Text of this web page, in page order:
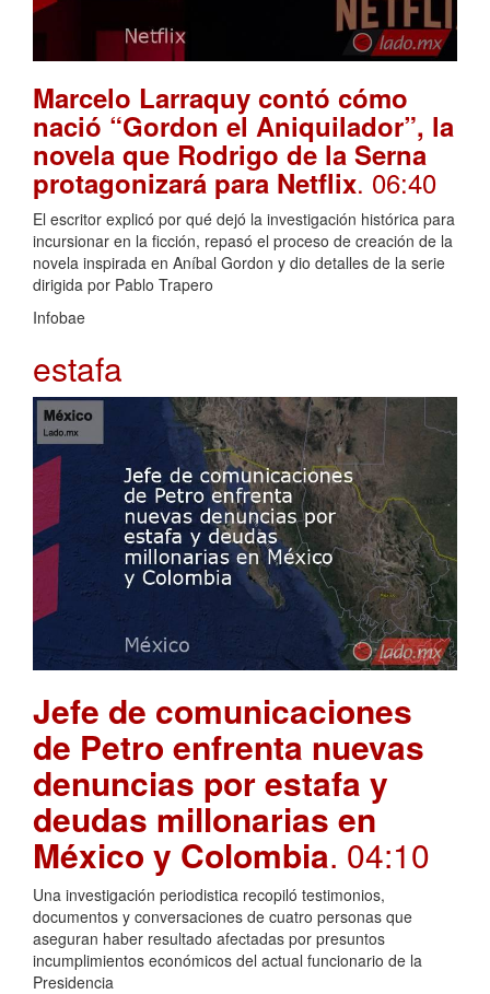
Marcelo Larraquy contó cómo
nació “Gordon el Aniquilador”, la
novela que Rodrigo de la Serna
protagonizará para Netflix. 06:40
El escritor explicó por qué dejó la investigación histórica para
incursionar en la ficción, repasó el proceso de creación de la
novela inspirada en Aníbal Gordon y dio detalles de la serie
dirigida por Pablo Trapero
Infobae
estafa
Jefe de comunicaciones
de Petro enfrenta nuevas
denuncias por estafa y
deudas millonarias en
México y Colombia. 04:10
Una investigación periodistica recopiló testimonios,
documentos y conversaciones de cuatro personas que
aseguran haber resultado afectadas por presuntos
incumplimientos económicos del actual funcionario de la
Presidencia